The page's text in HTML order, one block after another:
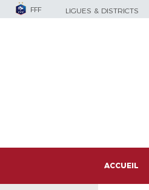
FFF LIGUES & DISTRICTS
ACCUEIL